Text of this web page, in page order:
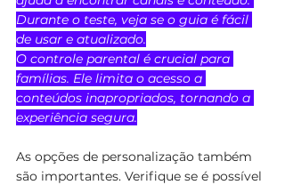
Durante o teste, veja se o guia é fácil
de usar e atualizado.
O controle parental é crucial para
famílias. Ele limita o acesso a
conteúdos inapropriados, tornando a
experiência segura.
As opções de personalização também
são importantes. Verifique se é possível